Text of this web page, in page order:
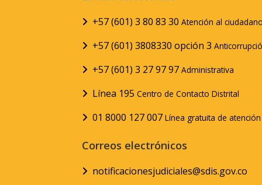
+57 (601) 3 80 83 30 Atención al
+57 (601) 3808330 opción 3
+57 (601) 3 27 97 97 Administrativa
Línea 195 Centro de Contacto Distrital
01 8000 127 007 Línea gratuita de
Correos electrónicos
notificacionesjudiciales@sdis.gov.co